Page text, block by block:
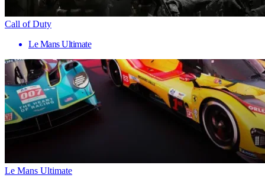
Call of Duty
Le Mans Ultimate
Le Mans Ultimate